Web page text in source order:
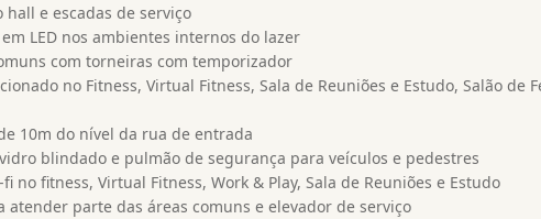
hall e escadas de serviço
LED nos ambientes internos do lazer
com torneiras com temporizador
no Fitness, Virtual Fitness, Sala de Reuniões e Estudo, Salão de
10m do nível da rua de entrada
blindado e pulmão de segurança para veículos e pedestres
no fitness, Virtual Fitness, Work & Play, Sala de Reuniões e Estudo
atender parte das áreas comuns e elevador de serviço